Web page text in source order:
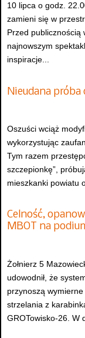
10 lipca o godz.
zamieni się w
Przed publicznością
najnowszym
inspiracje...
Nieudana próba
Oszuści wciąż
wykorzystując
Tym razem
szczepionkę”,
mieszkanki powiatu
Celność,
MBOT na
Żołnierz 5
udowodnił, że
przynoszą
strzelania z
GROTowisko-26. W